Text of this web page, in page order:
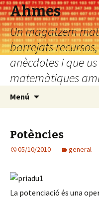
Ahmes
Un magatzem
barrejats
anècdotes i que
matemàtiques
Menú
Potències
05/10/2010 general
La potenciació és una